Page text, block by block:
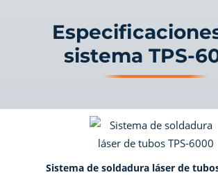
sistema TPS-
Sistema de soldadura láser de